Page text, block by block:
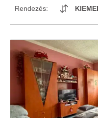
Rendezés: